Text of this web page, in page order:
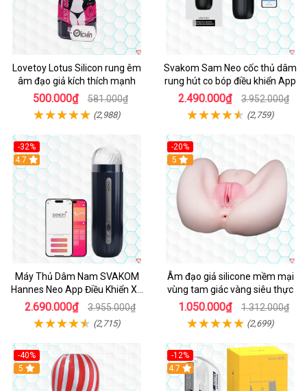
Lovetoy Lotus Silicon rung êm
âm đạo giả kích thích mạnh
500.000₫ 581.000₫
(2,988)
Svakom Sam Neo cốc thủ dâm
rung hút co bóp điều khiển App
2.490.000₫ 3.952.000₫
(2,759)
-32%
Hot
4.7
Máy Thủ Dâm Nam SVAKOM
Hannes Neo App Điều Khiển Xa
Cao Cấp
2.690.000₫ 3.955.000₫
(2,715)
-20%
Hot
5
Âm đạo giả silicone mềm mại
vùng tam giác vàng siêu thực
1.050.000₫ 1.312.000₫
(2,699)
-40%
Hot
5
-12%
Hot
4.7